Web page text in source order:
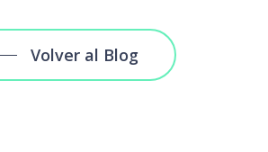
Volver al Blog